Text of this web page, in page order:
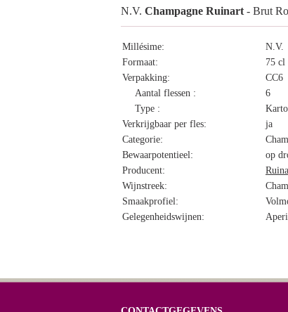
N.V. Champagne Ruinart - Brut
Millésime:
N.V.
Formaat:
75 cl
Verpakking:
CC6
Aantal flessen :
6
Type :
Verkrijgbaar per fles:
ja
Categorie:
Bewaarpotentieel:
op
Producent:
Wijnstreek:
Smaakprofiel:
Gelegenheidswijnen: